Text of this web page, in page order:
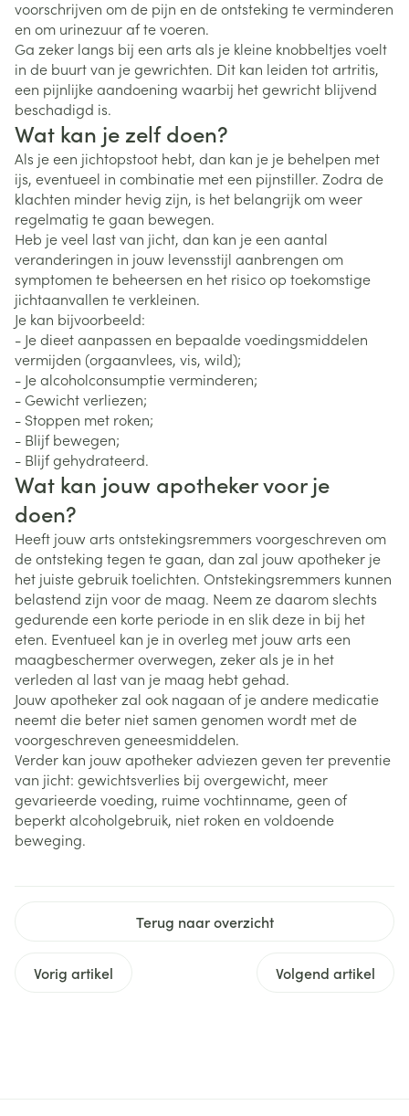
voorschrijven om de pijn en de ontsteking te verminderen
en om urinezuur af te voeren.
Ga zeker langs bij een arts als je kleine knobbeltjes voelt
in de buurt van je gewrichten. Dit kan leiden tot artritis,
een pijnlijke aandoening waarbij het gewricht blijvend
beschadigd is.
Wat kan je zelf doen?
Als je een jichtopstoot hebt, dan kan je je behelpen met
ijs, eventueel in combinatie met een pijnstiller. Zodra de
klachten minder hevig zijn, is het belangrijk om weer
regelmatig te gaan bewegen.
Heb je veel last van jicht, dan kan je een aantal
veranderingen in jouw levensstijl aanbrengen om
symptomen te beheersen en het risico op toekomstige
jichtaanvallen te verkleinen.
Je kan bijvoorbeeld:
- Je dieet aanpassen en bepaalde voedingsmiddelen
vermijden (orgaanvlees, vis, wild);
- Je alcoholconsumptie verminderen;
- Gewicht verliezen;
- Stoppen met roken;
- Blijf bewegen;
- Blijf gehydrateerd.
Wat kan jouw apotheker voor je
doen?
Heeft jouw arts ontstekingsremmers voorgeschreven om
de ontsteking tegen te gaan, dan zal jouw apotheker je
het juiste gebruik toelichten. Ontstekingsremmers kunnen
belastend zijn voor de maag. Neem ze daarom slechts
gedurende een korte periode in en slik deze in bij het
eten. Eventueel kan je in overleg met jouw arts een
maagbeschermer overwegen, zeker als je in het
verleden al last van je maag hebt gehad.
Jouw apotheker zal ook nagaan of je andere medicatie
neemt die beter niet samen genomen wordt met de
voorgeschreven geneesmiddelen.
Verder kan jouw apotheker adviezen geven ter preventie
van jicht: gewichtsverlies bij overgewicht, meer
gevarieerde voeding, ruime vochtinname, geen of
beperkt alcoholgebruik, niet roken en voldoende
beweging.
Terug naar overzicht
Vorig artikel Volgend artikel